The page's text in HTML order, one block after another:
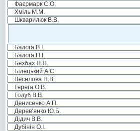
Фаєрмарк С.О.
Хміль М.М.
Шкварилюк В.В.
Балога В.І.
Балога П.І.
Безбах Я.Я.
Білецький А.Є.
Веселова Н.В.
Герега О.В.
Голуб В.В.
Денисенко А.П.
Дерев’янко Ю.Б.
Дідич В.В.
Дубінін О.І.